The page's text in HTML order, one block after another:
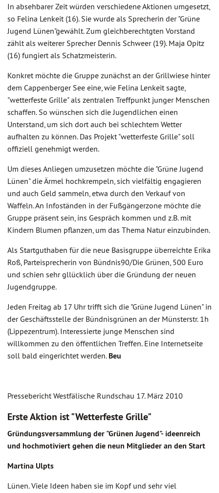
In absehbarer Zeit würden verschiedene Aktionen umgesetzt,
so Felina Lenkeit (16). Sie wurde als Sprecherin der "Grüne
Jugend Lünen"gewählt. Zum gleichberechtgten Vorstand
zählt als weiterer Sprecher Dennis Schweer (19). Maja Opitz
(16) fungiert als Schatzmeisterin.
Konkret möchte die Gruppe zunächst an der Grillwiese hinter
dem Cappenberger See eine, wie Felina Lenkeit sagte,
"wetterfeste Grille" als zentralen Treffpunkt junger Menschen
schaffen. So wünschen sich die Jugendlichen einen
Unterstand, um sich dort auch bei schlechtem Wetter
aufhalten zu können. Das Projekt "wetterfeste Grille" soll
offiziell genehmigt werden.
Um dieses Anliegen umzusetzen möchte die "Grüne Jugend
Lünen" die Ärmel hochkrempeln, sich vielfältig engagieren
und auch Geld sammeln, etwa durch den Verkauf von
Waffeln. An Infoständen in der Fußgängerzone möchte die
Gruppe präsent sein, ins Gespräch kommen und z.B. mit
Kindern Blumen pflanzen, um das Thema Natur einzubinden.
Als Startguthaben für die neue Basisgruppe überreichte Erika
Roß, Parteisprecherin von Bündnis90/Die Grünen, 500 Euro
und schien sehr gllücklich über die Gründung der neuen
Jugendgruppe.
Jeden Freitag ab 17 Uhr trifft sich die "Grüne Jugend Lünen" in
der Geschäftsstelle der Bündnisgrünen an der Münsterstr. 1h
(Lippezentrum). Interessierte junge Menschen sind
willkommen zu den öffentlichen Treffen. Eine Internetseite
soll bald eingerichtet werden. Beu
Pressebericht Westfälische Rundschau 17. März 2010
Erste Aktion ist "Wetterfeste Grille"
Gründungsversammlung der "Grünen Jugend"- ideenreich
und hochmotiviert gehen die neun Mitglieder an den Start
Martina Ulpts
Lünen. Viele Ideen haben sie im Kopf und sehr viel